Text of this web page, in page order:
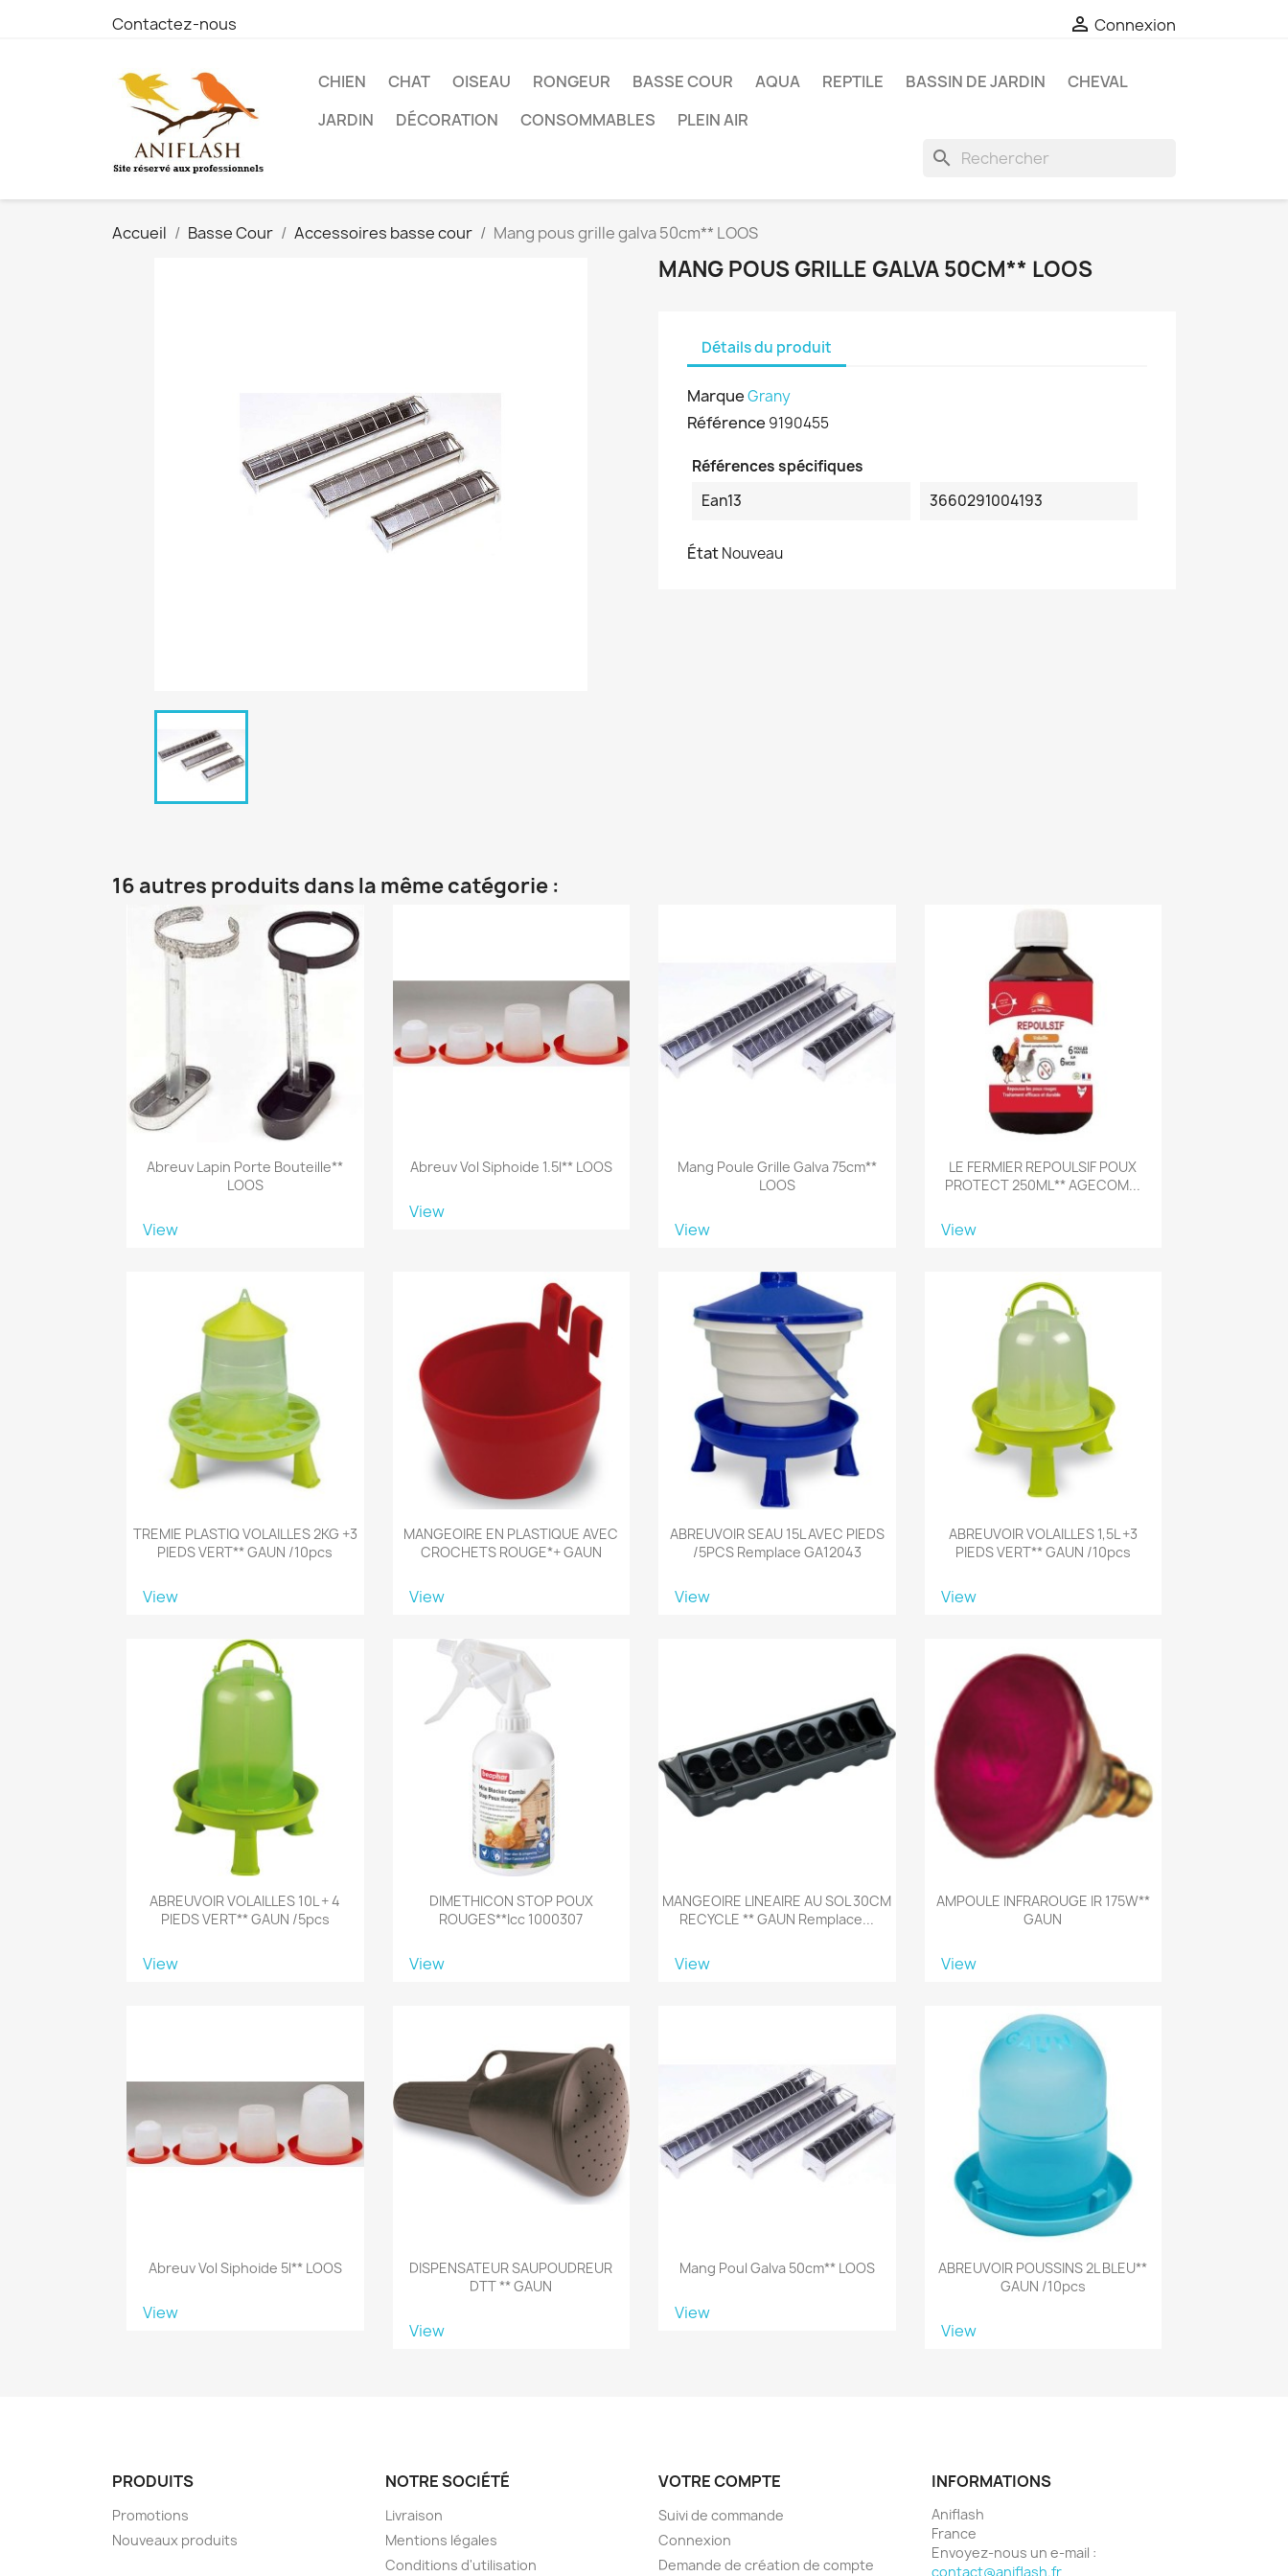
Contactez-nous  Connexion
CHIEN CHAT OISEAU RONGEUR BASSE COUR AQUA REPTILE BASSIN DE JARDIN
CHEVAL
JARDIN
DÉCORATION CONSOMMABLES PLEIN AIR
search
Accueil Basse Cour Accessoires basse cour Mang pous grille galva 50cm** LOOS
MANG POUS GRILLE GALVA 50CM** LOOS
Détails du produit
MarqueGrany
Référence 9190455
Références spécifiques
Ean13
3660291004193
ÉtatNouveau
16 autres produits dans la même catégorie :
Abreuv Lapin Porte Bouteille**
LOOS
View
Abreuv Vol Siphoide 1.5l** LOOS
View
Mang Poule Grille Galva 75cm**
LOOS
View
LE FERMIER REPOULSIF POUX
PROTECT 250ML** AGECOM...
View
TREMIE PLASTIQ VOLAILLES 2KG +3
PIEDS VERT** GAUN /10pcs
View
MANGEOIRE EN PLASTIQUE AVEC
CROCHETS ROUGE*+ GAUN
View
ABREUVOIR SEAU 15L AVEC PIEDS
/5PCS Remplace GA12043
View
ABREUVOIR VOLAILLES 1,5L +3
PIEDS VERT** GAUN /10pcs
View
ABREUVOIR VOLAILLES 10L + 4
PIEDS VERT** GAUN /5pcs
View
DIMETHICON STOP POUX
ROUGES**icc 1000307
View
MANGEOIRE LINEAIRE AU SOL 30CM
RECYCLE ** GAUN Remplace...
View
AMPOULE INFRAROUGE IR 175W**
GAUN
View
Abreuv Vol Siphoide 5l** LOOS
View
DISPENSATEUR SAUPOUDREUR
DTT ** GAUN
View
Mang Poul Galva 50cm** LOOS
View
ABREUVOIR POUSSINS 2L BLEU**
GAUN /10pcs
View
PRODUITS
Promotions
Nouveaux produits
NOTRE SOCIÉTÉ
Livraison
Mentions légales
Conditions d'utilisation
VOTRE COMPTE
Suivi de commande
Connexion
Demande de création de compte
INFORMATIONS
Aniflash
France
Envoyez-nous un e-mail :
contact@aniflash.fr